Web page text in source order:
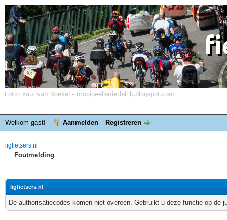
Welkom gast! Aanmelden Registreren
ligfietsers.nl
Foutmelding
ligfietsers.nl
De authorisatiecodes komen niet overeen. Gebruikt u deze functie op de